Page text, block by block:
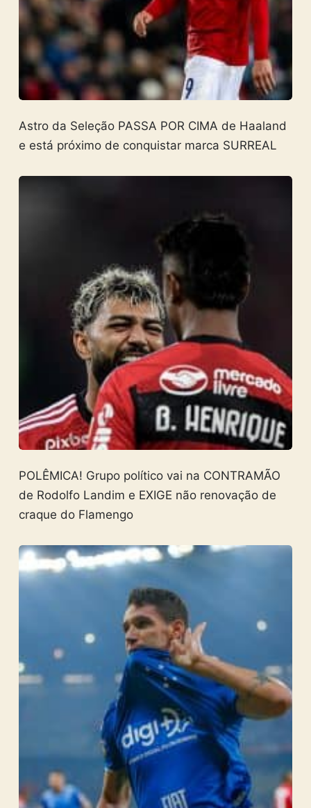
Astro da Seleção PASSA POR CIMA de Haaland
e está próximo de conquistar marca SURREAL
POLÊMICA! Grupo político vai na CONTRAMÃO
de Rodolfo Landim e EXIGE não renovação de
craque do Flamengo